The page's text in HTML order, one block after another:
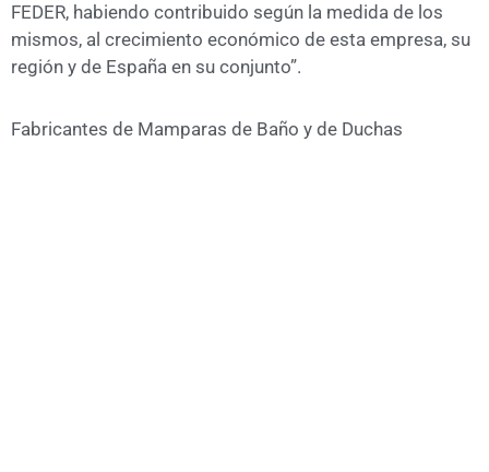
FEDER, habiendo contribuido según la medida de los
mismos, al crecimiento económico de esta empresa, su
región y de España en su conjunto”.
Fabricantes de Mamparas de Baño y de Duchas